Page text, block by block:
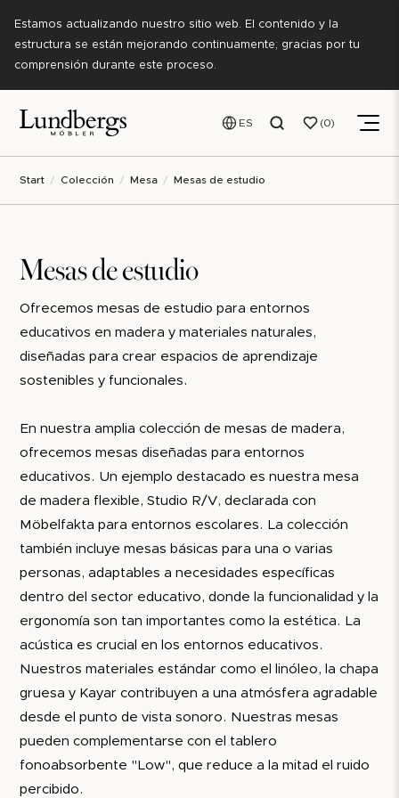
Estamos actualizando nuestro sitio web. El contenido y la
estructura se están mejorando continuamente; gracias por tu
comprensión durante este proceso.
ES 0
Start Colección Mesa Mesas de estudio
Mesas de estudio
Ofrecemos mesas de estudio para entornos
educativos en madera y materiales naturales,
diseñadas para crear espacios de aprendizaje
sostenibles y funcionales.
En nuestra amplia colección de mesas de madera,
ofrecemos mesas diseñadas para entornos
educativos. Un ejemplo destacado es nuestra mesa
de madera flexible, Studio R/V, declarada con
Möbelfakta para entornos escolares. La colección
también incluye mesas básicas para una o varias
personas, adaptables a necesidades específicas
dentro del sector educativo, donde la funcionalidad y la
ergonomía son tan importantes como la estética. La
acústica es crucial en los entornos educativos.
Nuestros materiales estándar como el linóleo, la chapa
gruesa y Kayar contribuyen a una atmósfera agradable
desde el punto de vista sonoro. Nuestras mesas
pueden complementarse con el tablero
fonoabsorbente "Low", que reduce a la mitad el ruido
percibido.